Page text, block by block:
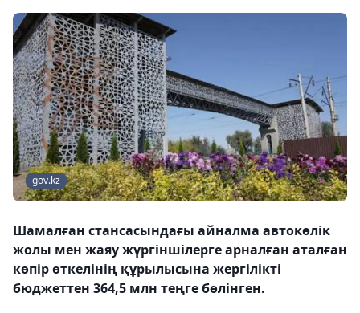
gov.kz
Шамалған стансасындағы айналма автокөлік
жолы мен жаяу жүргіншілерге арналған аталған
көпір өткелінің құрылысына жергілікті
бюджеттен 364,5 млн теңге бөлінген.